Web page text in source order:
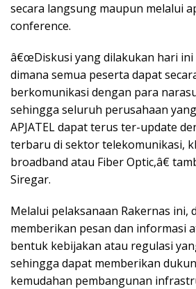
secara langsung maupun melalui
conference.
â€œDiskusi yang dilakukan hari
dimana semua peserta dapat
berkomunikasi dengan para
sehingga seluruh perusahaan
APJATEL dapat terus ter-update
terbaru di sektor telekomunikasi,
broadband atau Fiber Optic,â€
Siregar.
Melalui pelaksanaan Rakernas ini,
memberikan pesan dan informasi
bentuk kebijakan atau regulasi
sehingga dapat memberikan
kemudahan pembangunan